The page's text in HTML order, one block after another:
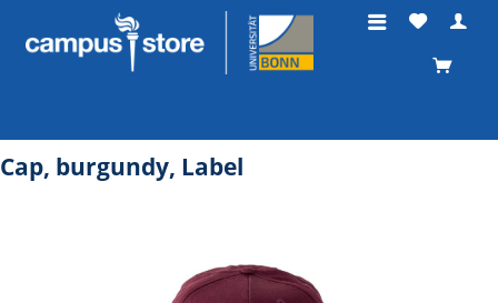
Cap, burgundy, Label